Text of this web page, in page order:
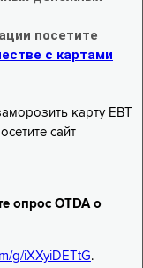
посетите
с картами
карту EBT
сайт
опрос OTDA о
g/iXXyiDETtG.